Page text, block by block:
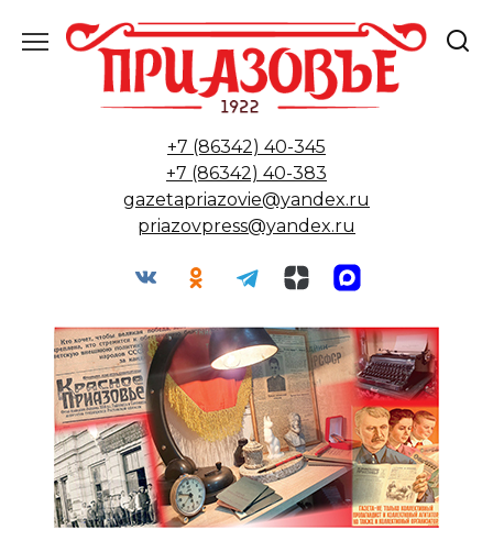
содержанию
+7 (86342) 40-345
+7 (86342) 40-383
gazetapriazovie@yandex.ru
priazovpress@yandex.ru